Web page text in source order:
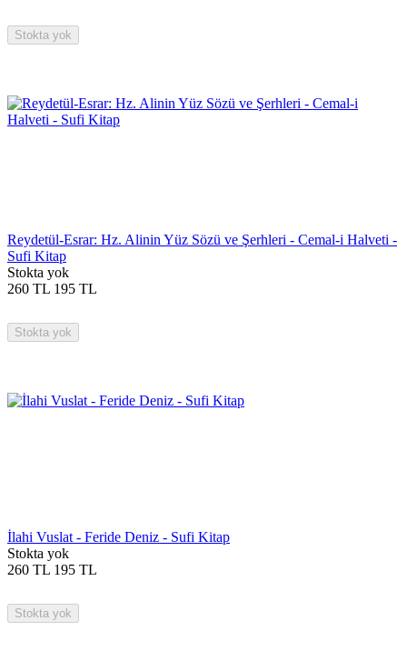
Stokta yok
Reydetül-Esrar: Hz. Alinin Yüz Sözü ve Şerhleri - Cemal-i Halveti -
Sufi Kitap
Stokta yok
260 TL 195 TL
Stokta yok
İlahi Vuslat - Feride Deniz - Sufi Kitap
Stokta yok
260 TL 195 TL
Stokta yok